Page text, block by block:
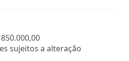
850.000,00
sujeitos a alteração